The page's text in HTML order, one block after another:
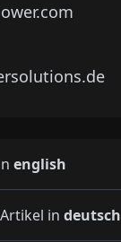
english
in deutsch